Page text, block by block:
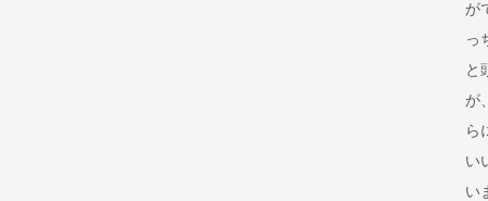
が
っ
と
が
ら
い
い